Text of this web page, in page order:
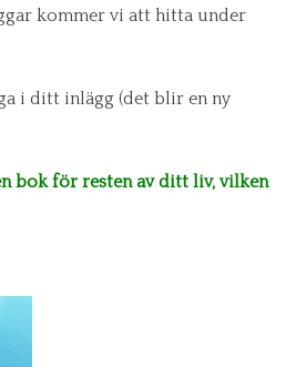
kommer vi att hitta under
i ditt inlägg (det blir en ny
bok för resten av ditt liv, vilken